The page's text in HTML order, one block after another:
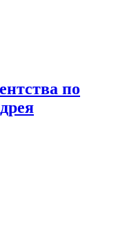
по